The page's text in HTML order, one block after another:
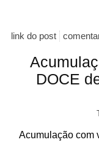
link do post
DOCE
Acumulação com